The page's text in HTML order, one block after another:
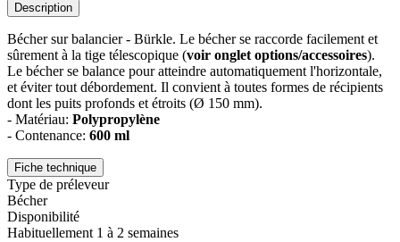
Description
Bécher sur balancier - Bürkle. Le bécher se raccorde facilement et
sûrement à la tige télescopique (voir onglet options/accessoires).
Le bécher se balance pour atteindre automatiquement l'horizontale,
et éviter tout débordement. Il convient à toutes formes de récipients
dont les puits profonds et étroits (Ø 150 mm).
- Matériau: Polypropylène
- Contenance: 600 ml
Fiche technique
Type de préleveur
Bécher
Disponibilité
Habituellement 1 à 2 semaines